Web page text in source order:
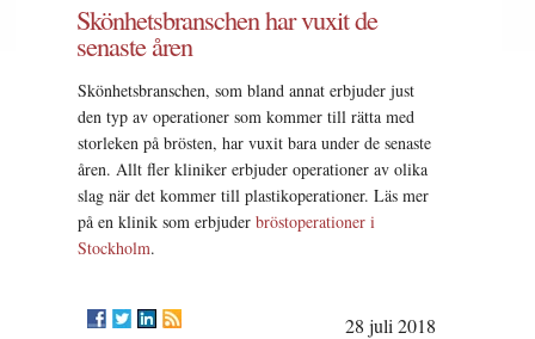
Skönhetsbranschen har vuxit de
senaste åren
Skönhetsbranschen, som bland annat erbjuder just
den typ av operationer som kommer till rätta med
storleken på brösten, har vuxit bara under de senaste
åren. Allt fler kliniker erbjuder operationer av olika
slag när det kommer till plastikoperationer. Läs mer
på en klinik som erbjuderbröstoperationer i
Stockholm.
28 juli 2018